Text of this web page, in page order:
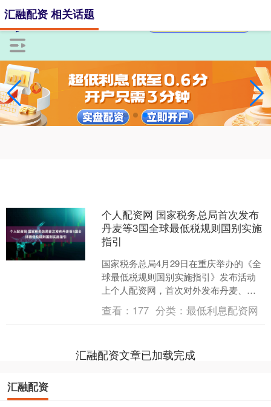
汇融配资 相关话题
个人配资网 国家税务总局首次发布
丹麦等3国全球最低税规则国别实施
指引
国家税务总局4月29日在重庆举办的《全
球最低税规则国别实施指引》发布活动
上个人配资网，首次对外发布丹麦、爱
尔兰、阿联酋等3国国别实施指引，“税路
通”跨境税收知识....
查看： 177 分类：最低利息配资网
汇融配资文章已加载完成
汇融配资